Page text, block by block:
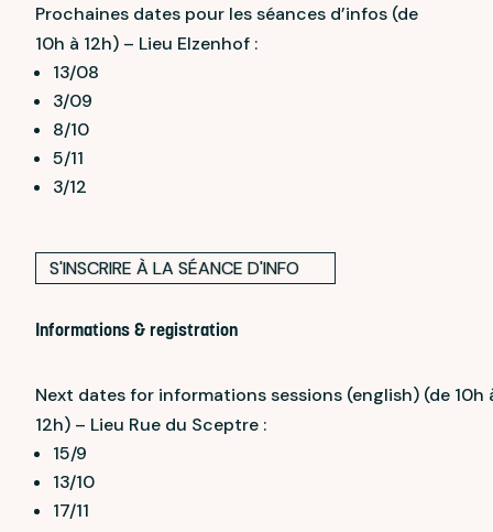
Prochaines dates pour les séances d’infos (de
10h à 12h) – Lieu Elzenhof :
13/08
3/09
8/10
5/11
3/12
S'INSCRIRE À LA SÉANCE D'INFO
Informations & registration
Next dates for informations sessions (english) (de 10h
12h) – Lieu Rue du Sceptre :
15/9
13/10
17/11